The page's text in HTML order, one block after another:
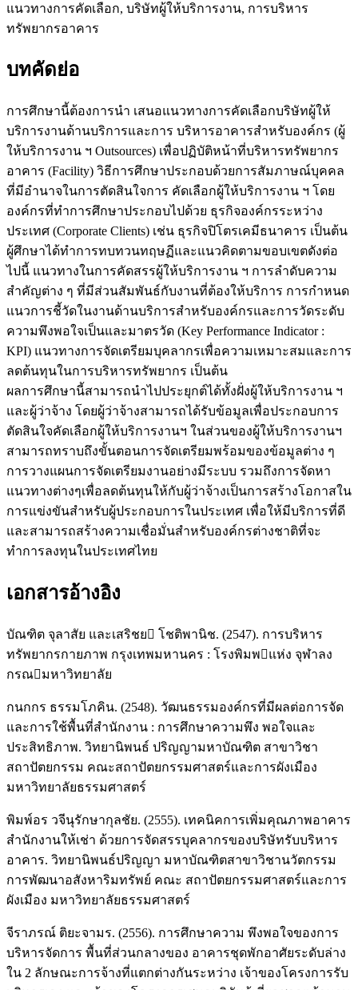
แนวทางการคัดเลือก, บริษัทผู้ให้บริการงาน, การบริหาร
ทรัพยากรอาคาร
บทคัดย่อ
การศึกษานี้ต้องการนำ เสนอแนวทางการคัดเลือกบริษัทผู้ให้
บริการงานด้านบริการและการ บริหารอาคารสำหรับองค์กร (ผู้
ให้บริการงาน ฯ Outsources) เพื่อปฏิบัติหน้าที่บริหารทรัพยากร
อาคาร (Facility) วิธีการศึกษาประกอบด้วยการสัมภาษณ์บุคคล
ที่มีอำนาจในการตัดสินใจการ คัดเลือกผู้ให้บริการงาน ฯ โดย
องค์กรที่ทำการศึกษาประกอบไปด้วย ธุรกิจองค์กรระหว่าง
ประเทศ (Corporate Clients) เช่น ธุรกิจปิโตรเคมีธนาคาร เป็นต้น
ผู้ศึกษาได้ทำการทบทวนทฤษฏีและแนวคิดตามขอบเขตดังต่อ
ไปนี้ แนวทางในการคัดสรรผู้ให้บริการงาน ฯ การลำดับความ
สำคัญต่าง ๆ ที่มีส่วนสัมพันธ์กับงานที่ต้องให้บริการ การกำหนด
แนวการชี้วัดในงานด้านบริการสำหรับองค์กรและการวัดระดับ
ความพึงพอใจเป็นและมาตรวัด (Key Performance Indicator :
KPI) แนวทางการจัดเตรียมบุคลากรเพื่อความเหมาะสมและการ
ลดต้นทุนในการบริหารทรัพยากร เป็นต้น
ผลการศึกษานี้สามารถนำไปประยุกต์ได้ทั้งฝั่งผู้ให้บริการงาน ฯ
และผู้ว่าจ้าง โดยผู้ว่าจ้างสามารถได้รับข้อมูลเพื่อประกอบการ
ตัดสินใจคัดเลือกผู้ให้บริการงานฯ ในส่วนของผู้ให้บริการงานฯ
สามารถทราบถึงขั้นตอนการจัดเตรียมพร้อมของข้อมูลต่าง ๆ
การวางแผนการจัดเตรียมงานอย่างมีระบบ รวมถึงการจัดหา
แนวทางต่างๆเพื่อลดต้นทุนให้กับผู้ว่าจ้างเป็นการสร้างโอกาสใน
การแข่งขันสำหรับผู้ประกอบการในประเทศ เพื่อให้มีบริการที่ดี
และสามารถสร้างความเชื่อมั่นสำหรับองค์กรต่างชาติที่จะ
ทำการลงทุนในประเทศไทย
เอกสารอ้างอิง
บัณฑิต จุลาสัย และเสริชย โชติพานิช. (2547). การบริหาร
ทรัพยากรกายภาพ กรุงเทพมหานคร : โรงพิมพแห่ง จุฬาลง
กรณมหาวิทยาลัย
กนกกร ธรรมโภคิน. (2548). วัฒนธรรมองค์กรที่มีผลต่อการจัด
และการใช้พื้นที่สำนักงาน : การศึกษาความพึง พอใจและ
ประสิทธิภาพ. วิทยานิพนธ์ ปริญญามหาบัณฑิต สาขาวิชา
สถาปัตยกรรม คณะสถาปัตยกรรมศาสตร์และการผังเมือง
มหาวิทยาลัยธรรมศาสตร์
พิมพ์อร วจีนุรักษากุลชัย. (2555). เทคนิคการเพิ่มคุณภาพอาคาร
สำนักงานให้เช่า ด้วยการจัดสรรบุคลากรของบริษัทรับบริหาร
อาคาร. วิทยานิพนธ์ปริญญา มหาบัณฑิตสาขาวิชานวัตกรรม
การพัฒนาอสังหาริมทรัพย์ คณะ สถาปัตยกรรมศาสตร์และการ
ผังเมือง มหาวิทยาลัยธรรมศาสตร์
จีราภรณ์ ติยะจามร. (2556). การศึกษาความ พึงพอใจของการ
บริหารจัดการ พื้นที่ส่วนกลางของ อาคารชุดพักอาศัยระดับล่าง
ใน 2 ลักษณะการจ้างที่แตกต่างกันระหว่าง เจ้าของโครงการรับ